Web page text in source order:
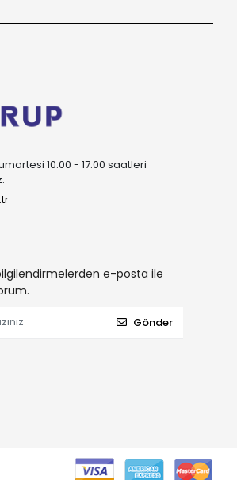
10:00 - 17:00 saatleri
e-posta ile
Gönder